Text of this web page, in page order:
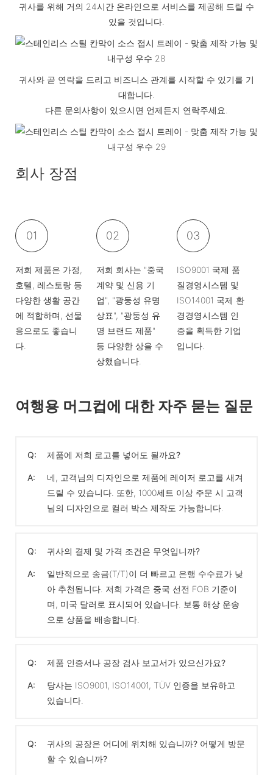
귀사를 위해 거의 24시간 온라인으로 서비스를 제공해 드릴 수
있을 것입니다.
귀사와 곧 연락을 드리고 비즈니스 관계를 시작할 수 있기를 기
대합니다.
다른 문의사항이 있으시면 언제든지 연락주세요.
회사 장점
01
저희 제품은 가정,
호텔, 레스토랑 등
다양한 생활 공간
에 적합하며, 선물
용으로도 좋습니
다.
02
저희 회사는 "중국
계약 및 신용 기
업", "광둥성 유명
상표", "광둥성 유
명 브랜드 제품"
등 다양한 상을 수
상했습니다.
03
ISO9001 국제 품
질경영시스템 및
ISO14001 국제 환
경경영시스템 인
증을 획득한 기업
입니다.
여행용 머그컵에 대한 자주 묻는 질문
Q: 제품에 저희 로고를 넣어도 될까요?
A:
네, 고객님의 디자인으로 제품에 레이저 로고를 새겨
드릴 수 있습니다. 또한, 1000세트 이상 주문 시 고객
님의 디자인으로 컬러 박스 제작도 가능합니다.
Q: 귀사의 결제 및 가격 조건은 무엇입니까?
A:
일반적으로 송금(T/T)이 더 빠르고 은행 수수료가 낮
아 추천됩니다. 저희 가격은 중국 선전 FOB 기준이
며, 미국 달러로 표시되어 있습니다. 보통 해상 운송
으로 상품을 배송합니다.
Q: 제품 인증서나 공장 검사 보고서가 있으신가요?
A:
당사는 ISO9001, ISO14001, TÜV 인증을 보유하고
있습니다.
Q:
귀사의 공장은 어디에 위치해 있습니까? 어떻게 방문
할 수 있습니까?